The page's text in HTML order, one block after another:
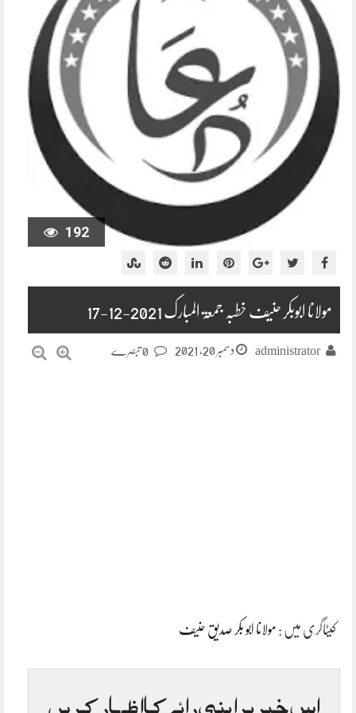
192
مولانا ابوبکر حنیف خطبہ جمعۃ المبارک 2021-12-17
administrator دسمبر 20, 2021
کیٹاگری میں : مولانا ابو بکر صدیق حنیف
اس خبر پر اپنی رائے کا اظہار کریں